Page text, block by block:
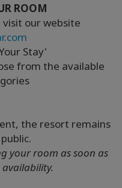
ROOM
our website
Stay'
from the available
the resort remains
your room as soon as
availability.